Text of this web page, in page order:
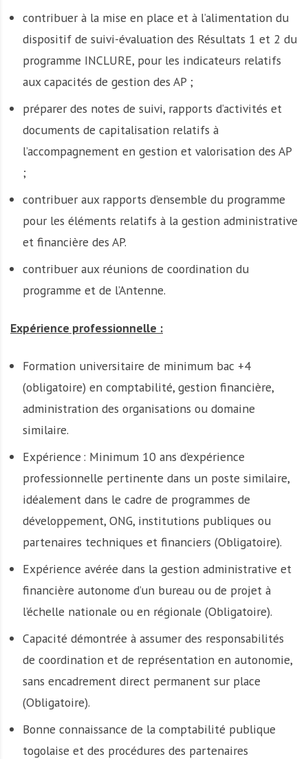
contribuer à la mise en place et à l’alimentation du
dispositif de suivi-évaluation des Résultats 1 et 2 du
programme INCLURE, pour les indicateurs relatifs
aux capacités de gestion des AP ;
préparer des notes de suivi, rapports d’activités et
documents de capitalisation relatifs à
l’accompagnement en gestion et valorisation des AP
;
contribuer aux rapports d’ensemble du programme
pour les éléments relatifs à la gestion administrative
et financière des AP.
contribuer aux réunions de coordination du
programme et de l’Antenne.
Expérience professionnelle :
Formation universitaire de minimum bac +4
(obligatoire) en comptabilité, gestion financière,
administration des organisations ou domaine
similaire.
Expérience : Minimum 10 ans d’expérience
professionnelle pertinente dans un poste similaire,
idéalement dans le cadre de programmes de
développement, ONG, institutions publiques ou
partenaires techniques et financiers (Obligatoire).
Expérience avérée dans la gestion administrative et
financière autonome d’un bureau ou de projet à
l’échelle nationale ou en régionale (Obligatoire).
Capacité démontrée à assumer des responsabilités
de coordination et de représentation en autonomie,
sans encadrement direct permanent sur place
(Obligatoire).
Bonne connaissance de la comptabilité publique
togolaise et des procédures des partenaires